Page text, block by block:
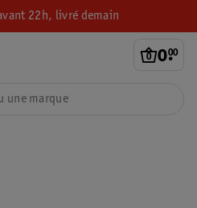
22h, livré demain
0.
00